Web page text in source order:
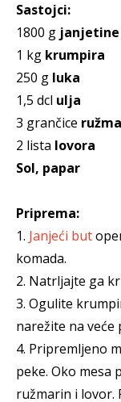
Sastojci:
1800 g janjetine
1 kg krumpira
250 g luka
1,5 dcl ulja
3 grančice
2 lista lovora
Sol, papar
Priprema:
1. Janjeći but
komada.
2. Natrljajte ga
3. Ogulite
narežite na
4. Pripremljeno
peke. Oko mesa
ružmarin i lovor.